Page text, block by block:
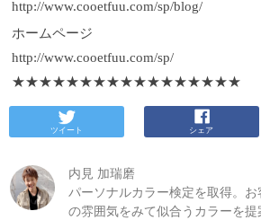
http://www.cooetfuu.com/sp/blog/
ホームページ
http://www.cooetfuu.com/sp/
★★★★★★★★★★★★★★★★★
ツイート シェア
内見 加瑞磨
パーソナルカラー検定を取得。
の雰囲気をみて似合うカラーを